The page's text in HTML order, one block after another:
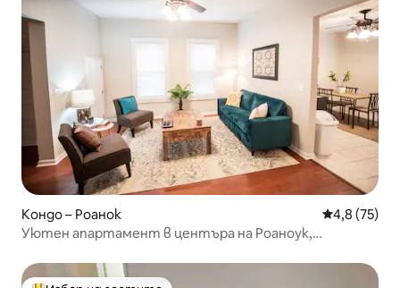
Кондо – Роанок Средна
4,8 (75)
Уютен апартамент в центъра на Роаноук,